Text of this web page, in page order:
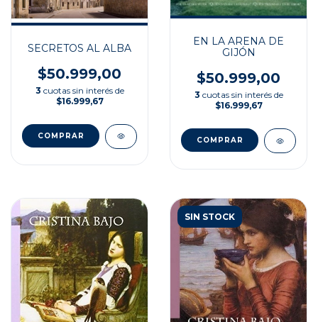
SECRETOS AL ALBA
$50.999,00
3 cuotas sin interés de
$16.999,67
EN LA ARENA DE
GIJÓN
$50.999,00
3 cuotas sin interés de
$16.999,67
SIN STOCK